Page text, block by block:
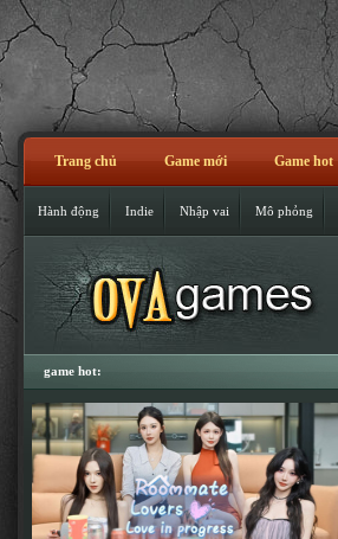
Trang chủ Game mới Game hot
Hành động Indie Nhập vai Mô phỏng
game hot: